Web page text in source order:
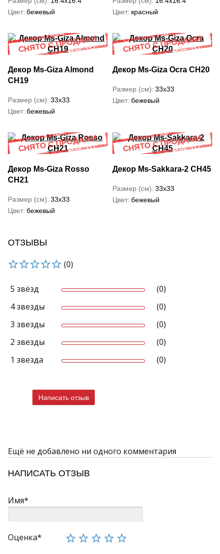
Цвет бежевый
Цвет красный
Декор Ms-Giza Almond
CH19
Размер (см) 33x33
Цвет бежевый
Декор Ms-Giza Ocra CH20
Размер (см) 33x33
Цвет бежевый
Декор Ms-Giza Rosso
CH21
Размер (см) 33x33
Цвет бежевый
Декор Ms-Sakkara-2 CH45
Размер (см) 33x33
Цвет бежевый
ОТЗЫВЫ
(0)
5 звёзд
(0)
4 звезды
(0)
3 звезды
(0)
2 звезды
(0)
1 звезда
(0)
Написать отзыв
Ещё не добавлено ни одного комментария
НАПИСАТЬ ОТЗЫВ
Имя*
Оценка*